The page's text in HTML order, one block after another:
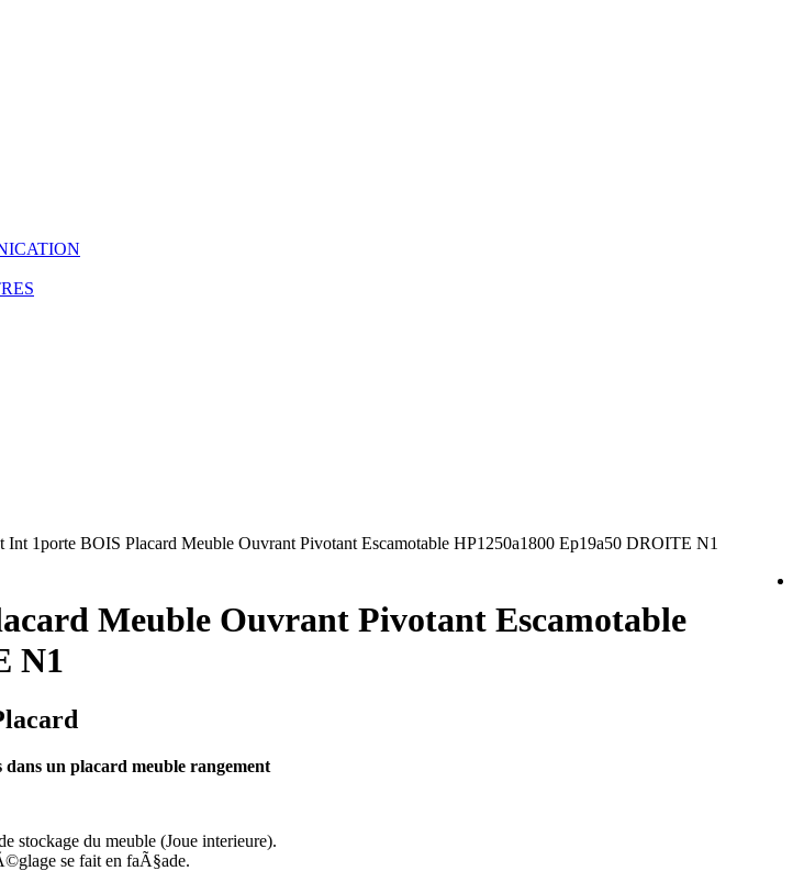
Int 1porte BOIS Placard Meuble Ouvrant Pivotant Escamotable HP1250a1800 Ep19a50 DROITE N1
Meuble Ouvrant Pivotant Escamotable
N1
un placard meuble rangement
stockage du meuble (Joue interieure).
se fait en faÃ§ade.